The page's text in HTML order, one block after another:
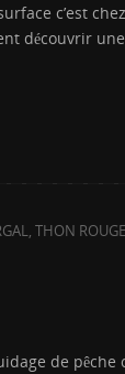
c’est
découvrir
,THON ROUGE
de pêche